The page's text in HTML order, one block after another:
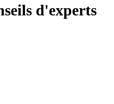
d'experts